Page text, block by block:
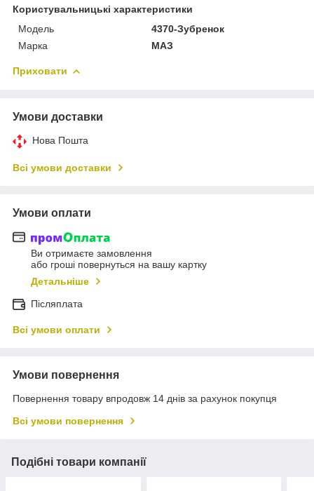
Користувальницькі характеристики
Мoдель
4370-Зубренок
Марка
МАЗ
Приховати
Умови доставки
Нова Пошта
Всі умови доставки
Умови оплати
Ви отримаєте замовлення
або гроші повернуться на вашу картку
Детальніше
Післяплата
Всі умови оплати
Умови повернення
Повернення товару впродовж 14 днів за рахунок покупця
Всі умови повернення
Подібні товари компанії